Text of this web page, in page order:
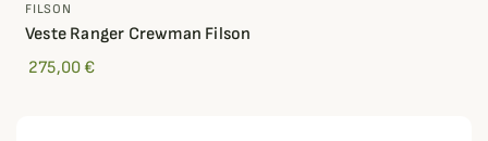
FILSON
Veste Ranger Crewman Filson
275,00 €